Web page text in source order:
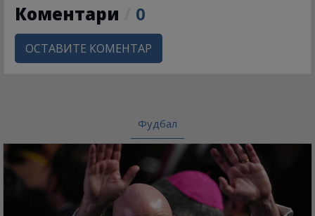
Коментари 0
ОСТАВИТЕ КОМЕНТАР
Фудбал